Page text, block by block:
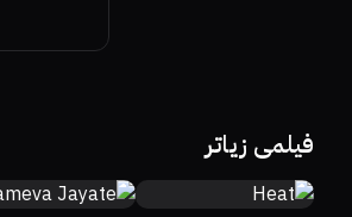
فیلمی زیاتر